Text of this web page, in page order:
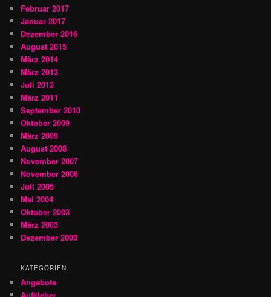
Februar 2017
Januar 2017
Dezember 2016
August 2015
März 2014
März 2013
Juli 2012
März 2011
September 2010
Oktober 2009
März 2009
August 2008
November 2007
November 2006
Juli 2005
Mai 2004
Oktober 2003
März 2003
Dezember 2000
KATEGORIEN
Angebote